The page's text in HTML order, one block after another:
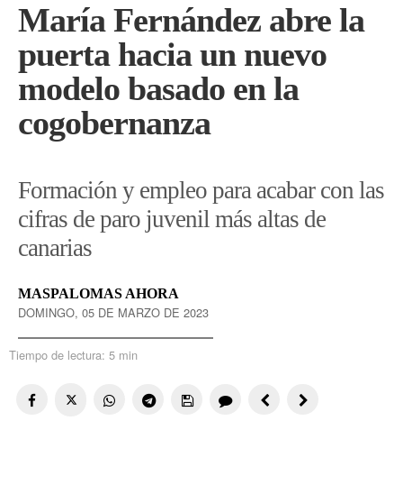
María Fernández abre la
puerta hacia un nuevo
modelo basado en la
cogobernanza
Formación y empleo para acabar con las
cifras de paro juvenil más altas de
canarias
MASPALOMAS AHORA
DOMINGO, 05 DE MARZO DE 2023
Tiempo de lectura: 5 min